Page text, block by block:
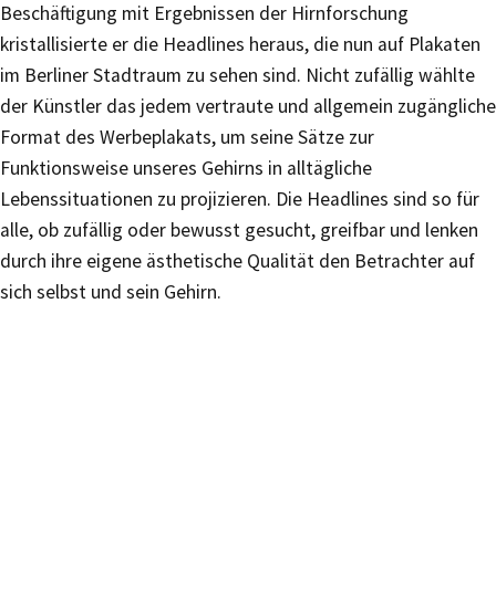
Beschäftigung mit Ergebnissen der Hirnforschung
kristallisierte er die Headlines heraus, die nun auf Plakaten
im Berliner Stadtraum zu sehen sind. Nicht zufällig wählte
der Künstler das jedem vertraute und allgemein zugängliche
Format des Werbeplakats, um seine Sätze zur
Funktionsweise unseres Gehirns in alltägliche
Lebenssituationen zu projizieren. Die Headlines sind so für
alle, ob zufällig oder bewusst gesucht, greifbar und lenken
durch ihre eigene ästhetische Qualität den Betrachter auf
sich selbst und sein Gehirn.